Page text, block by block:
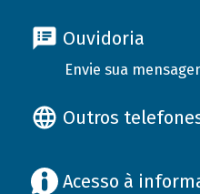
Ouvidoria
Envie sua
Outros
Acesso à